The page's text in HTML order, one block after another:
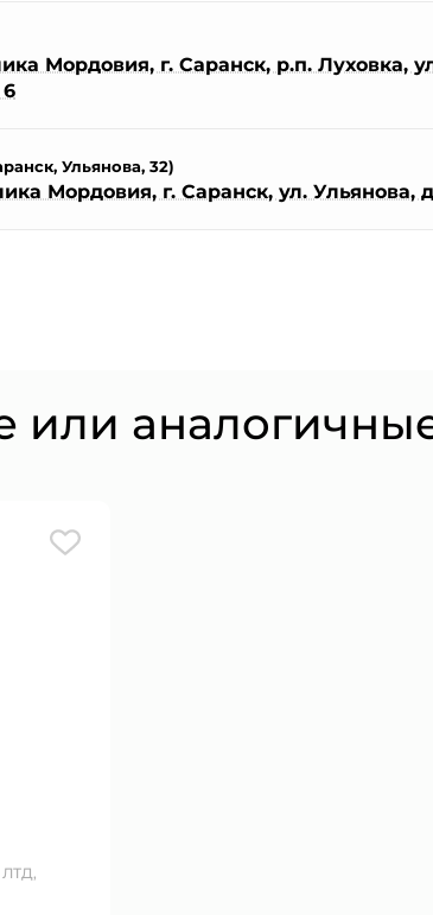
Мордовия, г. Саранск, р.п. Луховка,
Ульянова, 32)
Мордовия, г. Саранск, ул. Ульянова,
или